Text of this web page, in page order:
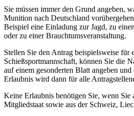
Sie müssen immer den Grund angeben,
Munition nach Deutschland
Beispiel eine Einladung zur Jagd, zu
oder zu einer Brauchtumsveranstaltung.
Stellen Sie den Antrag beispielsweise für
Schießsportmannschaft, können Sie die
auf einem gesonderten Blatt angeben
Erlaubnis wird dann für alle
Keine Erlaubnis benötigen Sie, wenn Sie
Mitgliedstaat sowie aus der Schweiz,